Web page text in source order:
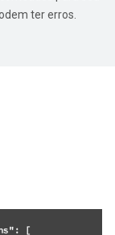
ter erros.